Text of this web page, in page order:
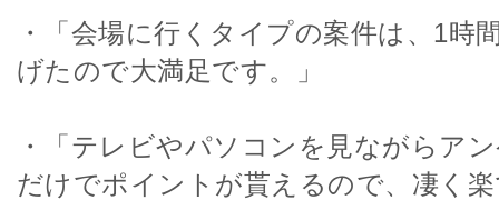
・「会場に行くタイプの案件は、1時
げたので大満足です。」
・「テレビやパソコンを見ながらア
だけでポイントが貰えるので、凄く